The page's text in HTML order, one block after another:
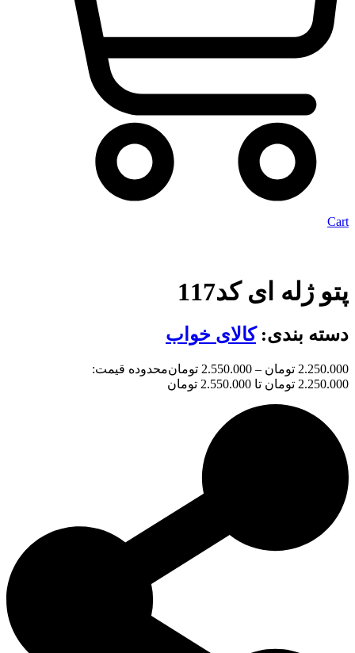
Cart
پتو ژله ای کد117
دسته بندی:کالای خواب
2.250.000 تومان –
2.550.000 تومانمحدوده قیمت:
2.250.000 تومان تا 2.550.000 تومان